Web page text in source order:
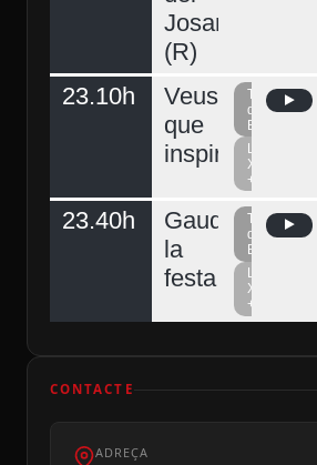
Josart
(R)
23.10h
Veus
que
inspiren
Televisió
del
Berguedà
La
Xarxa
+
23.40h
Gaudeix
la
festa
Televisió
del
Berguedà
La
Xarxa
+
CONTACTE
ADREÇA